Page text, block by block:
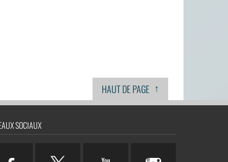
HAUT DE PAGE ↑
SOCIAUX